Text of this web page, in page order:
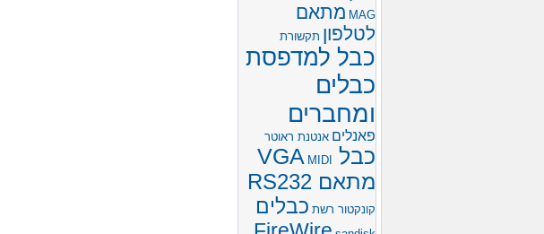
MAG מתאם
לטלפון תקשורת
כבל למדפסת
כבלים
ומחברים
פאנלים אנטנת ראוטר
כבל VGA MIDI
מתאם RS232
קונקטור רשת כבלים